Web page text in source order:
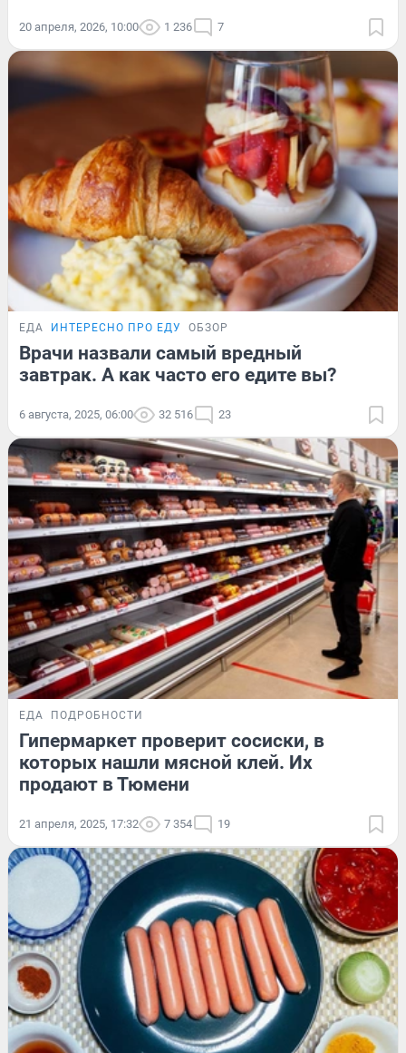
20 апреля, 2026, 10:00 1 236 7
ЕДА ИНТЕРЕСНО ПРО ЕДУ ОБЗОР
Врачи назвали самый вредный
завтрак. А как часто его едите вы?
6 августа, 2025, 06:00 32 516 23
ЕДА ПОДРОБНОСТИ
Гипермаркет проверит сосиски, в
которых нашли мясной клей. Их
продают в Тюмени
21 апреля, 2025, 17:32 7 354 19